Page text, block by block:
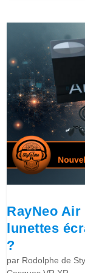
RayNeo
lunettes
?
par Rodolphe de